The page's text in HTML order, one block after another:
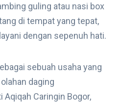
guling atau nasi box
di tempat yang tepat,
dengan sepenuh hati.
sebuah usaha yang
daging
Caringin Bogor,